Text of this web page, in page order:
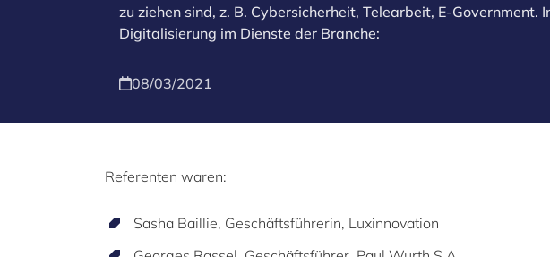
zu ziehen sind, z. B. Cybersicherheit, Telearbeit, E-Government.
Digitalisierung im Dienste der Branche:
08/03/2021
Referenten waren:
Sasha Baillie, Geschäftsführerin, Luxinnovation